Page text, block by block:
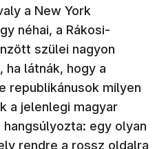
a New York
néhai, a Rákosi-
szülei nagyon
ha látnák, hogy a
republikánusok milyen
a jelenlegi magyar
egy olyan
rendre a rossz oldalra